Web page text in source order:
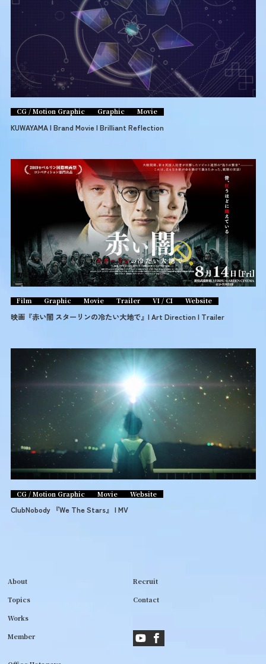
CG / Motion Graphic Graphic Movie
KUWAYAMA | Brand Movie | Brilliant Reflection
Film Graphic Movie Trailer VI / CI Website
映画『赤い闇 スターリンの冷たい大地で』I Art Direction I Trailer
CG / Motion Graphic Movie Website
ClubNobody 『We The Stars』 | MV
About
Topics
Works
Member
Recruit
Contact